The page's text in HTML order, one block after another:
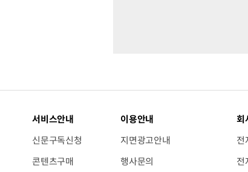
서비스안내
신문구독신청
콘텐츠구매
이용안내
지면광고안내
행사문의
회
전
전